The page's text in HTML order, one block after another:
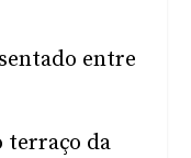
entre
terraço da